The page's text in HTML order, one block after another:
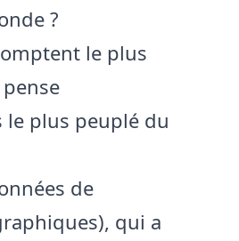
?
le plus
le plus peuplé du
de
qui a